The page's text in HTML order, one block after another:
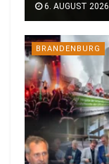
6. AUGUST 2026
BRANDENBURG